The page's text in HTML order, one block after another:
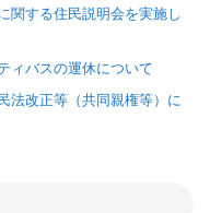
関する住民説明会を実施し
ィバスの運休について
法改正等（共同親権等）に